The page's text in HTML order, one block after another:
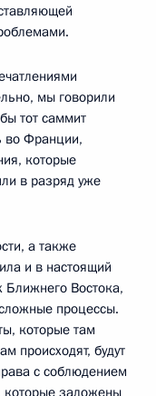
мы говорили
тот саммит
во Франции,
которые
в разряд уже
а также
и в настоящий
Ближнего Востока,
процессы.
которые там
происходят, будут
с соблюдением
которые заложены